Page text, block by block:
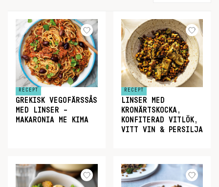
RECEPT
GREKISK VEGOFÄRSSÅS
MED LINSER –
MAKARONIA ME KIMA
RECEPT
LINSER MED
KRONÄRTSKOCKA,
KONFITERAD VITLÖK,
VITT VIN & PERSILJA